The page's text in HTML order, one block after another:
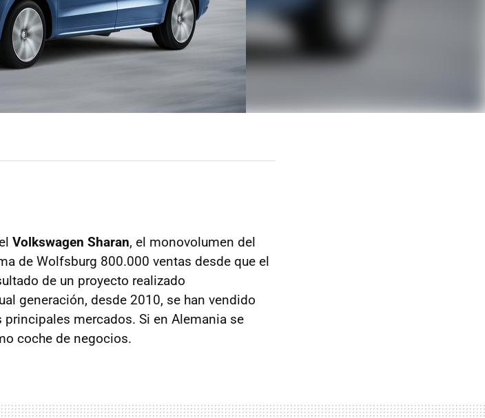
Volkswagen Sharan, el monovolumen del
de Wolfsburg 800.000 ventas desde que el
de un proyecto realizado
generación, desde 2010, se han vendido
mercados. Si en Alemania se
coche de negocios.